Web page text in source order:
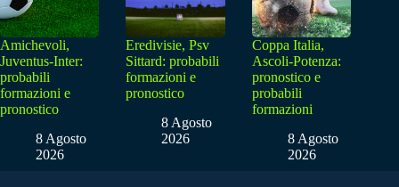
Amichevoli,
Juventus-Inter:
probabili
formazioni e
pronostico
8 Agosto
2026
Eredivisie, Psv
Sittard: probabili
formazioni e
pronostico
8 Agosto
2026
Coppa Italia,
Ascoli-Potenza:
pronostico e
probabili
formazioni
8 Agosto
2026